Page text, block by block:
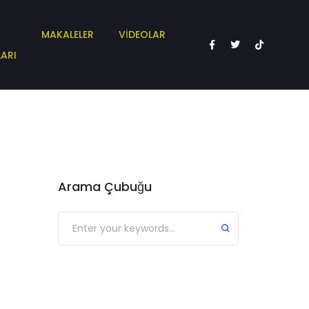
MAKALELER VİDEOLAR
Arama Çubuğu